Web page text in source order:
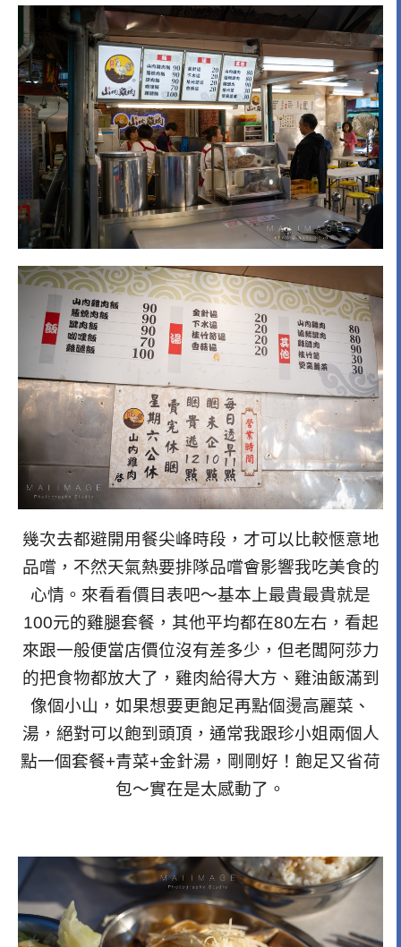
幾次去都避開用餐尖峰時段，才可以比較愜意地
品嚐，不然天氣熱要排隊品嚐會影響我吃美食的
心情。來看看價目表吧～基本上最貴最貴就是
100元的雞腿套餐，其他平均都在80左右，看起
來跟一般便當店價位沒有差多少，但老闆阿莎力
的把食物都放大了，雞肉給得大方、雞油飯滿到
像個小山，如果想要更飽足再點個燙高麗菜、
湯，絕對可以飽到頭頂，通常我跟珍小姐兩個人
點一個套餐+青菜+金針湯，剛剛好！飽足又省荷
包～實在是太感動了。